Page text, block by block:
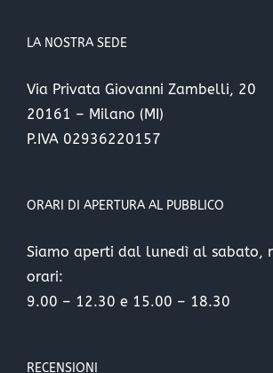
LA NOSTRA SEDE
Via Privata Giovanni Zambelli, 20
20161 – Milano (MI)
P.IVA 02936220157
ORARI DI APERTURA AL PUBBLICO
Siamo aperti dal lunedì al sabato,
orari:
9.00 – 12.30 e 15.00 – 18.30
RECENSIONI